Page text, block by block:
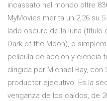
incassato nel mondo oltre
MyMovies merita un 2,26 su
lado oscuro de la luna (título
Dark of the Moon), o
película de acción y ciencia
dirigida por Michael Bay,
productor ejecutivo. Es la
venganza de los caídos, de